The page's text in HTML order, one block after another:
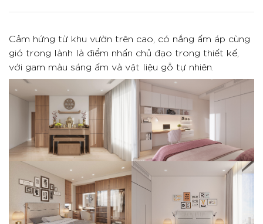
Cảm hứng từ khu vườn trên cao, có nắng ấm áp cùng
gió trong lành là điểm nhấn chủ đạo trong thiết kế,
với gam màu sáng ấm và vật liệu gỗ tự nhiên.